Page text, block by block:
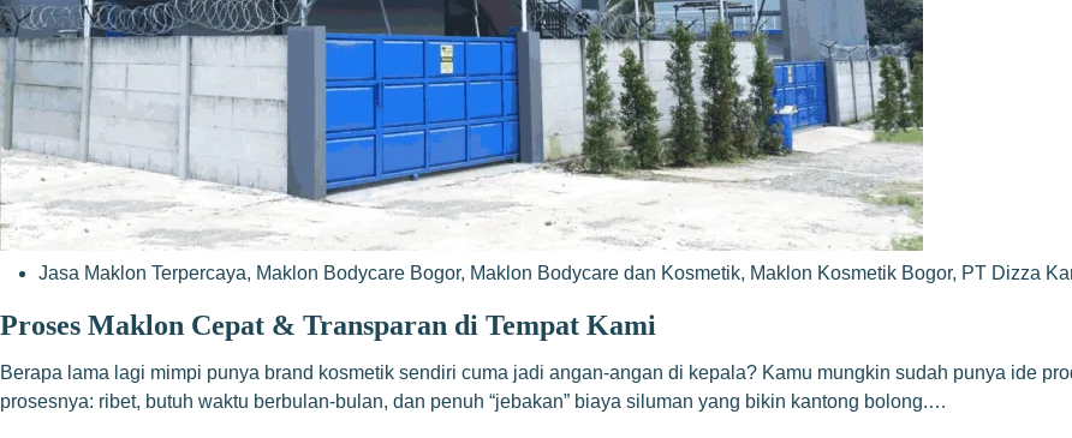
Jasa Maklon Terpercaya, Maklon Bodycare Bogor, Maklon Bodycare dan Kosmetik, Maklon Kosmetik Bogor, PT Dizza
Proses Maklon Cepat & Transparan di Tempat Kami
Berapa lama lagi mimpi punya brand kosmetik sendiri cuma jadi angan-angan di kepala? Kamu mungkin sudah punya ide
prosesnya: ribet, butuh waktu berbulan-bulan, dan penuh “jebakan” biaya siluman yang bikin kantong bolong.…